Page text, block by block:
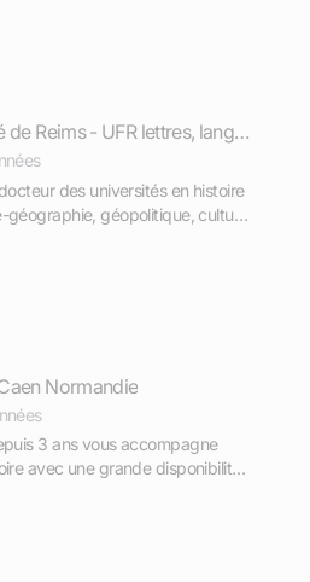
Université de Reims - UFR lettres, langues et sciences humaines
des universités en histoire
géographie, géopolitique, culture
à Reims
Normandie
accompagne
avec une grande disponibilité